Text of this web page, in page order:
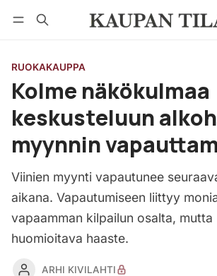
RUOKAKAUPPA
Kolme näkökulmaa
keskusteluun
myynnin
Viinien myynti vapautunee
aikana. Vapautumiseen liittyy
vapaamman kilpailun osalta, mutta
huomioitava haaste.
ARHI KIVILAHTI